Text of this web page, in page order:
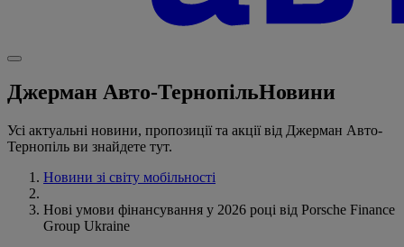
Джерман Авто-ТернопільНовини
Усі актуальні новини, пропозиції та акції від Джерман Авто-
Тернопіль ви знайдете тут.
Новини зі світу мобільності
Нові умови фінансування у 2026 році від Porsche Finance
Group Ukraine